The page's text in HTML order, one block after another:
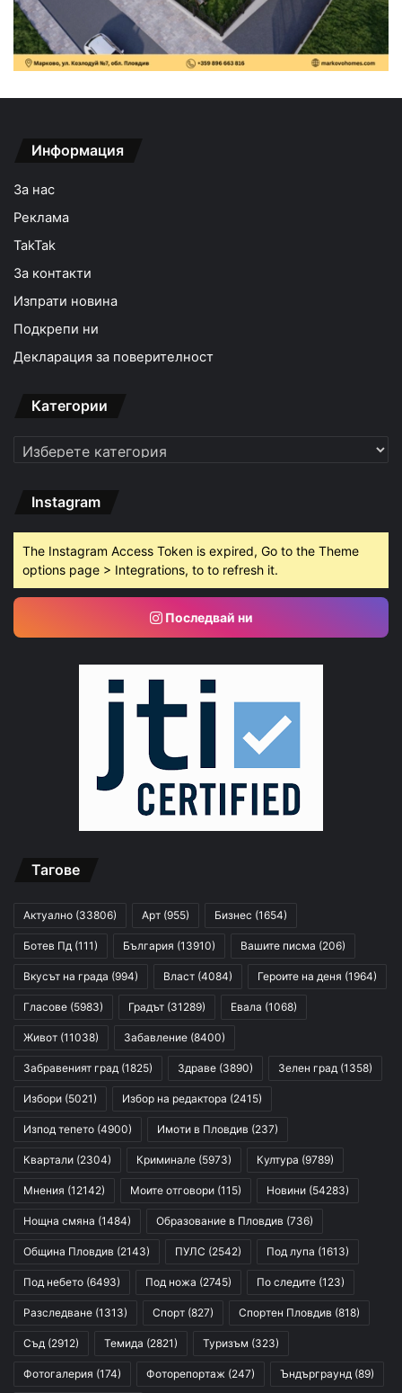
Информация
За нас
Реклама
TakTak
За контакти
Изпрати новина
Подкрепи ни
Декларация за поверителност
Категории
Категории
Instagram
The Instagram Access Token is expired, Go to the Theme
options page > Integrations, to to refresh it.
Последвай ни
Тагове
Актуално (33806) Арт (955) Бизнес (1654)
Ботев Пд (111) България (13910) Вашите писма (206)
Вкусът на града (994) Власт (4084) Героите на деня (1964)
Гласове (5983) Градът (31289) Евала (1068)
Живот (11038) Забавление (8400)
Забравеният град (1825) Здраве (3890) Зелен град (1358)
Избори (5021) Избор на редактора (2415)
Изпод тепето (4900) Имоти в Пловдив (237)
Квартали (2304) Криминале (5973) Култура (9789)
Мнения (12142) Моите отговори (115) Новини (54283)
Нощна смяна (1484) Образование в Пловдив (736)
Община Пловдив (2143) ПУЛС (2542) Под лупа (1613)
Под небето (6493) Под ножа (2745) По следите (123)
Разследване (1313) Спорт (827) Спортен Пловдив (818)
Съд (2912) Темида (2821) Туризъм (323)
Фотогалерия (174) Фоторепортаж (247) Ъндърграунд (89)